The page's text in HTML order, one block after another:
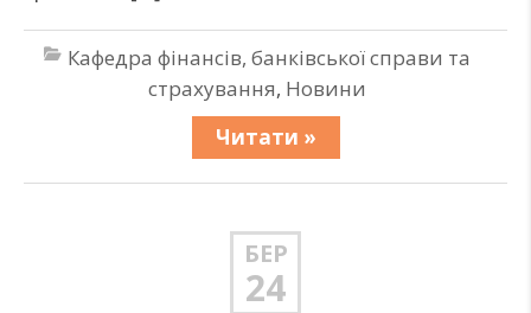
Кафедра фінансів, банківської справи та
страхування, Новини
Читати »
БЕР
24